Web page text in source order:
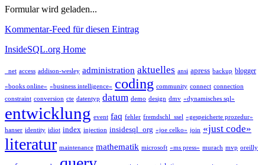
Formular wird geladen...
Kommentar-Feed für diesen Eintrag
InsideSQL.org Home
_net access addison-wesley administration aktuelles ansi apress backup blogger
«books online» «business intelligence» coding community connect connection
constraint conversion cte datentyp datum demo design dmv «dynamisches sql»
entwicklung event faq fehler fremdschl_ssel «gespeicherte prozedur»
hanser identity idiot index injection insidesql_org «joe celko» join «just code»
literatur maintenance mathematik microsoft «ms press» murach mvp oreilly